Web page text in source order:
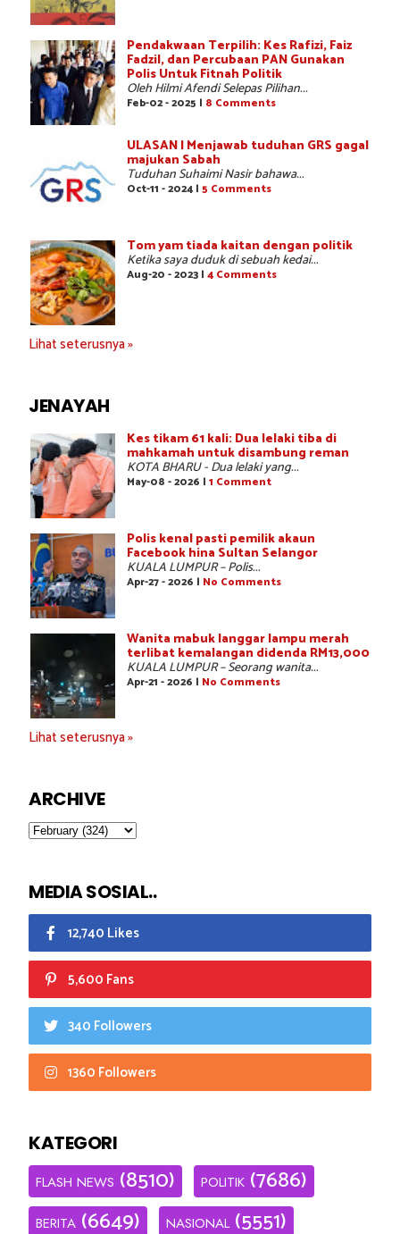
Pendakwaan Terpilih: Kes Rafizi, Faiz
Fadzil, dan Percubaan PAN Gunakan
Polis Untuk Fitnah Politik
Oleh Hilmi Afendi Selepas Pilihan...
Feb-02 - 2025 | 8 Comments
ULASAN | Menjawab tuduhan GRS gagal
majukan Sabah
Tuduhan Suhaimi Nasir bahawa...
Oct-11 - 2024 | 5 Comments
Tom yam tiada kaitan dengan politik
Ketika saya duduk di sebuah kedai...
Aug-20 - 2023 | 4 Comments
Lihat seterusnya »
JENAYAH
Kes tikam 61 kali: Dua lelaki tiba di
mahkamah untuk disambung reman
KOTA BHARU - Dua lelaki yang...
May-08 - 2026 | 1 Comment
Polis kenal pasti pemilik akaun
Facebook hina Sultan Selangor
KUALA LUMPUR – Polis...
Apr-27 - 2026 | No Comments
Wanita mabuk langgar lampu merah
terlibat kemalangan didenda RM13,000
KUALA LUMPUR – Seorang wanita...
Apr-21 - 2026 | No Comments
Lihat seterusnya »
ARCHIVE
MEDIA SOSIAL..
12,740 Likes
5,600 Fans
340 Followers
1360 Followers
KATEGORI
FLASH NEWS (8510) POLITIK (7686)
BERITA (6649) NASIONAL (5551)